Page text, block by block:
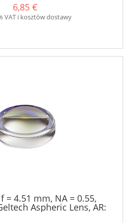
6,85 €
VAT i kosztów dostawy
= 4.51 mm, NA = 0.55,
Aspheric Lens, AR:
nm - Thorlabs